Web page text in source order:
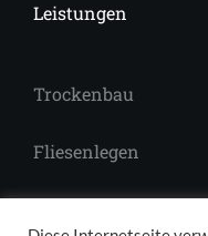
Leistungen
Trockenbau
Fliesenlegen